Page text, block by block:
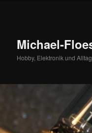
Michael-
Hobby, Elektronik und Alltag